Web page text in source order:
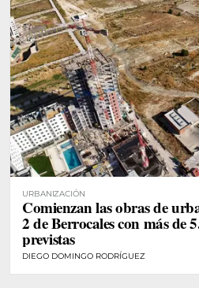
URBANIZACIÓN
Comienzan las obras de
2 de Berrocales con más de
previstas
DIEGO DOMINGO RODRÍGUEZ